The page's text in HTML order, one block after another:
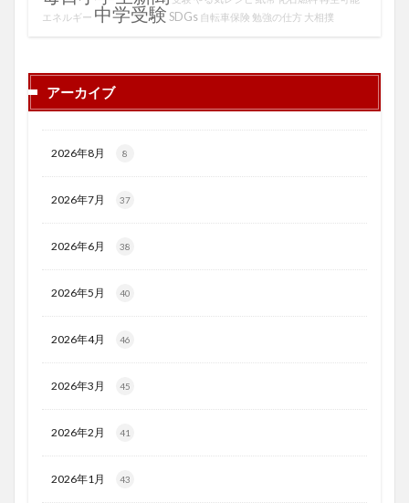
エネルギー 中学受験 SDGs 自転車保険 勉強の仕方 大相撲
アーカイブ
2026年8月 8
2026年7月 37
2026年6月 38
2026年5月 40
2026年4月 46
2026年3月 45
2026年2月 41
2026年1月 43